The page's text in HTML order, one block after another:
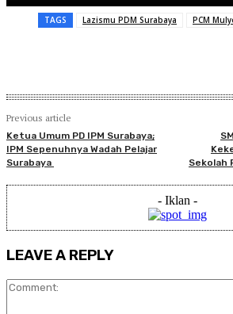
TAGS Lazismu PDM Surabaya PCM
Previous article
Ketua Umum PD IPM Surabaya;
IPM Sepenuhnya Wadah Pelajar
Surabaya
Sekolah
- Iklan -
LEAVE A REPLY